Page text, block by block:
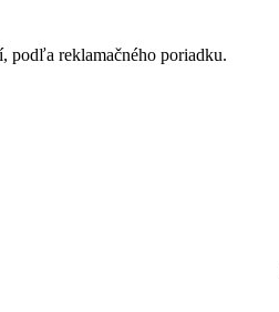
podľa reklamačného poriadku.